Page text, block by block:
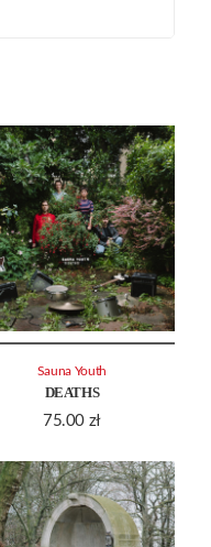
DEATHS
75.00 zł
Sauna Youth